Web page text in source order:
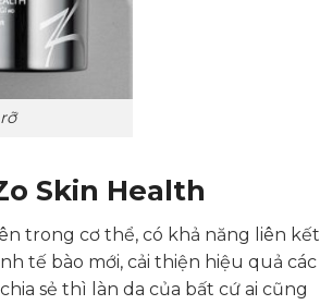
Skin Health
trong cơ thể, có khả năng liên kết
tế bào mới, cải thiện hiệu quả các
sẻ thì làn da của bất cứ ai cũng